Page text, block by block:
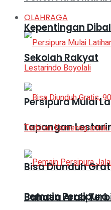
OLAHRAGA
Persipura Mulai
Lapangan
Pemain
Kepentingan
Sekolah Rakyat
Bisa Diunduh
Bahasa Arab